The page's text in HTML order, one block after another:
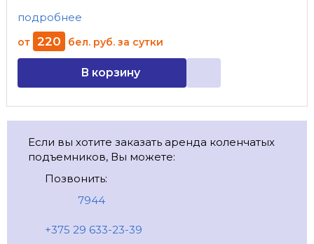
подробнее
от 220 бел. руб. за сутки
В корзину
Если вы хотите заказать аренда коленчатых
подъемников, Вы можете:
Позвонить:
7944
+375 29 633-23-39